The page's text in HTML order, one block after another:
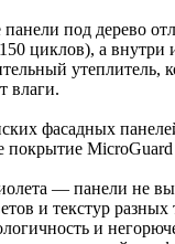
под дерево
циклов), а внутри
утеплитель,
влаги.
фасадных
покрытие MicroGuаrd
— панели не
и текстур разных
и